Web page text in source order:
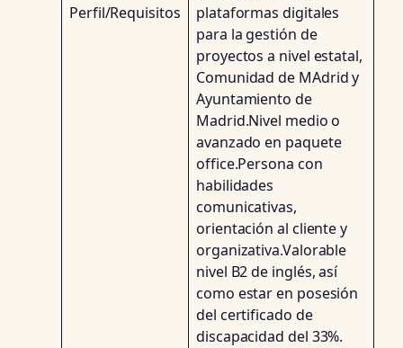
Perfil/Requisitos
plataformas digitales
para la gestión de
proyectos a nivel estatal,
Comunidad de MAdrid y
Ayuntamiento de
Madrid.Nivel medio o
avanzado en paquete
office.Persona con
habilidades
comunicativas,
orientación al cliente y
organizativa.Valorable
nivel B2 de inglés, así
como estar en posesión
del certificado de
discapacidad del 33%.